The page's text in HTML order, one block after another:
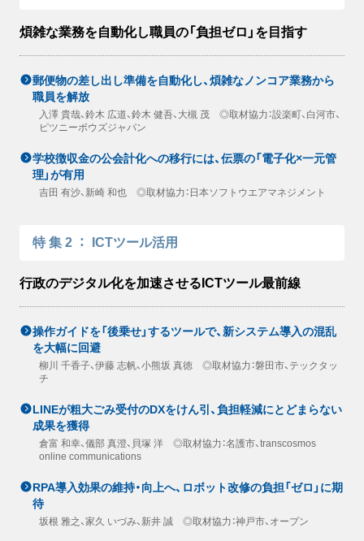
煩雑な業務を自動化し職員の「負担ゼロ」を目指す
郵便物の差し出し準備を自動化し、煩雑なノンコア業務から
職員を解放
入澤 貴哉、鈴木 広道、鈴木 健吾、大槻 茂 ◎取材協力：設楽町、白河市、
ピツニーボウズジャパン
学校徴収金の公会計化への移行には、伝票の「電子化×一元管
理」が有用
吉田 有沙、新崎 和也 ◎取材協力：日本ソフトウエアマネジメント
特集2 ： ICTツール活用
行政のデジタル化を加速させるICTツール最前線
操作ガイドを「後乗せ」するツールで、新システム導入の混乱
を大幅に回避
柳川 千香子、伊藤 志帆、小熊坂 真徳 ◎取材協力：磐田市、テックタッ
チ
LINEが粗大ごみ受付のDXをけん引、負担軽減にとどまらない
成果を獲得
倉富 和幸、儀部 真澄、貝塚 洋 ◎取材協力：名護市、transcosmos
online communications
RPA導入効果の維持・向上へ、ロボット改修の負担「ゼロ」に期
待
坂根 雅之、家久 いづみ、新井 誠 ◎取材協力：神戸市、オープン